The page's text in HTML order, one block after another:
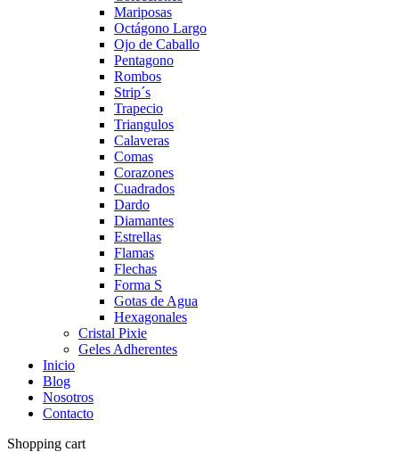
Mariposas
Octágono Largo
Ojo de Caballo
Pentagono
Rombos
Strip´s
Trapecio
Triangulos
Calaveras
Comas
Corazones
Cuadrados
Dardo
Diamantes
Estrellas
Flamas
Flechas
Forma S
Gotas de Agua
Hexagonales
Cristal Pixie
Geles Adherentes
Inicio
Blog
Nosotros
Contacto
Shopping cart